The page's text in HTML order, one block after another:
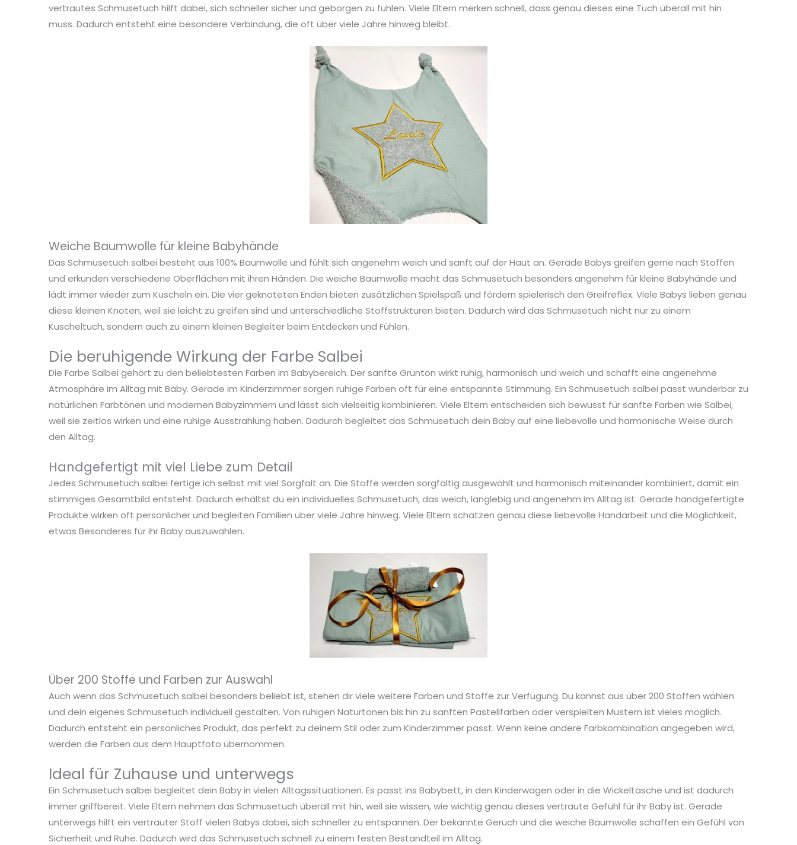
vertrautes Schmusetuch hilft dabei, sich schneller sicher und geborgen zu fühlen. Viele Eltern merken schnell, dass genau dieses eine Tuch überall mit hin
muss. Dadurch entsteht eine besondere Verbindung, die oft über viele Jahre hinweg bleibt.
Weiche Baumwolle für kleine Babyhände
Das Schmusetuch salbei besteht aus 100% Baumwolle und fühlt sich angenehm weich und sanft auf der Haut an. Gerade Babys greifen gerne nach Stoffen
und erkunden verschiedene Oberflächen mit ihren Händen. Die weiche Baumwolle macht das Schmusetuch besonders angenehm für kleine Babyhände und
lädt immer wieder zum Kuscheln ein. Die vier geknoteten Enden bieten zusätzlichen Spielspaß und fördern spielerisch den Greifreflex. Viele Babys lieben genau
diese kleinen Knoten, weil sie leicht zu greifen sind und unterschiedliche Stoffstrukturen bieten. Dadurch wird das Schmusetuch nicht nur zu einem
Kuscheltuch, sondern auch zu einem kleinen Begleiter beim Entdecken und Fühlen.
Die beruhigende Wirkung der Farbe Salbei
Die Farbe Salbei gehört zu den beliebtesten Farben im Babybereich. Der sanfte Grünton wirkt ruhig, harmonisch und weich und schafft eine angenehme
Atmosphäre im Alltag mit Baby. Gerade im Kinderzimmer sorgen ruhige Farben oft für eine entspannte Stimmung. Ein Schmusetuch salbei passt wunderbar zu
natürlichen Farbtönen und modernen Babyzimmern und lässt sich vielseitig kombinieren. Viele Eltern entscheiden sich bewusst für sanfte Farben wie Salbei,
weil sie zeitlos wirken und eine ruhige Ausstrahlung haben. Dadurch begleitet das Schmusetuch dein Baby auf eine liebevolle und harmonische Weise durch
den Alltag.
Handgefertigt mit viel Liebe zum Detail
Jedes Schmusetuch salbei fertige ich selbst mit viel Sorgfalt an. Die Stoffe werden sorgfältig ausgewählt und harmonisch miteinander kombiniert, damit ein
stimmiges Gesamtbild entsteht. Dadurch erhältst du ein individuelles Schmusetuch, das weich, langlebig und angenehm im Alltag ist. Gerade handgefertigte
Produkte wirken oft persönlicher und begleiten Familien über viele Jahre hinweg. Viele Eltern schätzen genau diese liebevolle Handarbeit und die Möglichkeit,
etwas Besonderes für ihr Baby auszuwählen.
Über 200 Stoffe und Farben zur Auswahl
Auch wenn das Schmusetuch salbei besonders beliebt ist, stehen dir viele weitere Farben und Stoffe zur Verfügung. Du kannst aus über 200 Stoffen wählen
und dein eigenes Schmusetuch individuell gestalten. Von ruhigen Naturtönen bis hin zu sanften Pastellfarben oder verspielten Mustern ist vieles möglich.
Dadurch entsteht ein persönliches Produkt, das perfekt zu deinem Stil oder zum Kinderzimmer passt. Wenn keine andere Farbkombination angegeben wird,
werden die Farben aus dem Hauptfoto übernommen.
Ideal für Zuhause und unterwegs
Ein Schmusetuch salbei begleitet dein Baby in vielen Alltagssituationen. Es passt ins Babybett, in den Kinderwagen oder in die Wickeltasche und ist dadurch
immer griffbereit. Viele Eltern nehmen das Schmusetuch überall mit hin, weil sie wissen, wie wichtig genau dieses vertraute Gefühl für ihr Baby ist. Gerade
unterwegs hilft ein vertrauter Stoff vielen Babys dabei, sich schneller zu entspannen. Der bekannte Geruch und die weiche Baumwolle schaffen ein Gefühl von
Sicherheit und Ruhe. Dadurch wird das Schmusetuch schnell zu einem festen Bestandteil im Alltag.